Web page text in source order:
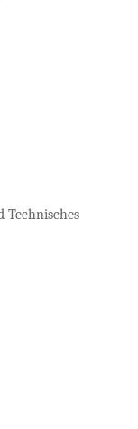
Technisches